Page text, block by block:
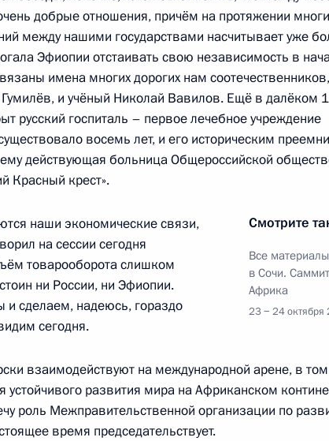
четверг
Экваториальной Гвинеи Теодоро
Сочи
обязанности Президента Маврикия
Сочи
Гвинеи Альфой Конде
Сочи
Руанды Полем Кагаме
Сочи
добрые отношения, причём на протяжении
между нашими государствами насчитывает уже
Эфиопии отстаивать свою независимость в
имена многих дорогих нам
и учёный Николай Вавилов. Ещё в далёком
русский госпиталь – первое лечебное учреждение
восемь лет, и его историческим
действующая больница Общероссийской
Красный крест».
Смотрите
Все
в Сочи.
Африка
23 − 24 октября
наши экономические связи,
на сессии сегодня
товарооборота слишком
ни России, ни Эфиопии.
сделаем, надеюсь, гораздо
сегодня.
взаимодействуют на международной арене, в
устойчивого развития мира на Африканском
роль Межправительственной организации по
время председательствует.